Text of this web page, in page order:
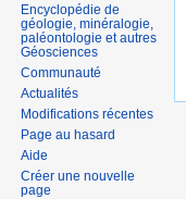
Encyclopédie de
géologie, minéralogie,
paléontologie et autres
Géosciences
Communauté
Actualités
Modifications récentes
Page au hasard
Aide
Créer une nouvelle
page